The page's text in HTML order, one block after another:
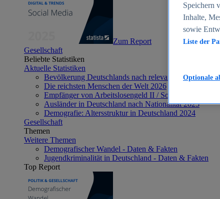
Zum Report
Gesellschaft
Beliebte Statistiken
Aktuelle Statistiken
Bevölkerung Deutschlands nach relevanten
Die reichsten Menschen der Welt 2026
Empfänger von Arbeitslosengeld II / Sozialgeld /
Ausländer in Deutschland nach Nationalität 2025
Demografie: Altersstruktur in Deutschland 2024
Gesellschaft
Themen
Weitere Themen
Demografischer Wandel - Daten & Fakten
Jugendkriminalität in Deutschland - Daten & Fakten
Top Report
Speichern
Inhalte,
sowie
Liste der
Optionale